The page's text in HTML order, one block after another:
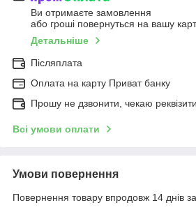
Ви отримаєте замовлення
або гроші повернуться на вашу
Детальніше
Післяплата
Оплата на карту Приват банку
Прошу не дзвонити, чекаю
Всі умови оплати
Умови повернення
Повернення товару впродовж 14 днів